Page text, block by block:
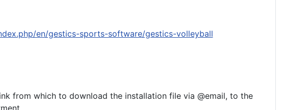
en/gestics-sports-software/gestics-volleyball
from which to download the installation file via @email, to the